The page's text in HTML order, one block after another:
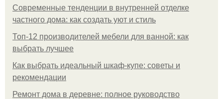
Современные тенденции в внутренней отделке
частного дома: как создать уют и стиль
Топ-12 производителей мебели для ванной: как
выбрать лучшее
Как выбрать идеальный шкаф-купе: советы и
рекомендации
Ремонт дома в деревне: полное руководство